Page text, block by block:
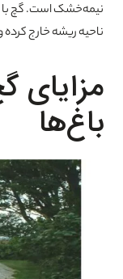
نیمه‌خشک است. گچ با
ناحیه ریشه خارج
مزایای
باغ‌ها